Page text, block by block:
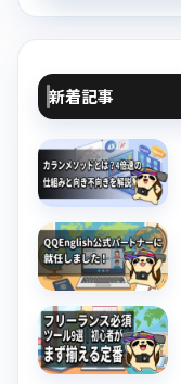
新着記事